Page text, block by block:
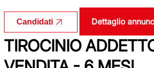
Candidati Dettaglio
TIROCINIO